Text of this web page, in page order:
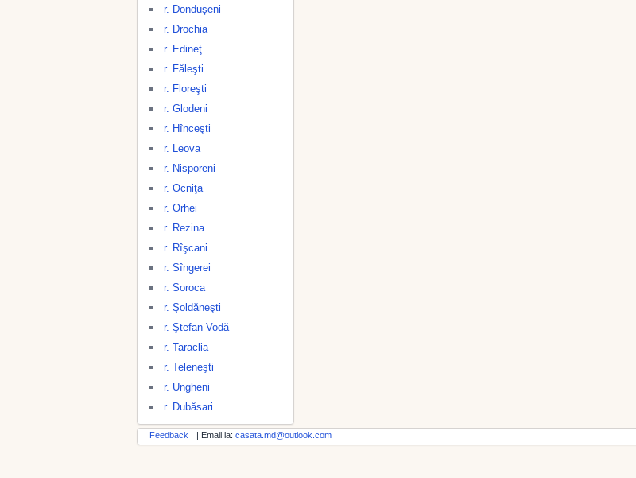
r. Donduşeni
r. Drochia
r. Edineţ
r. Făleşti
r. Floreşti
r. Glodeni
r. Hînceşti
r. Leova
r. Nisporeni
r. Ocniţa
r. Orhei
r. Rezina
r. Rîşcani
r. Sîngerei
r. Soroca
r. Şoldăneşti
r. Ştefan Vodă
r. Taraclia
r. Teleneşti
r. Ungheni
r. Dubăsari
Feedback | Email la: casata.md@outlook.com